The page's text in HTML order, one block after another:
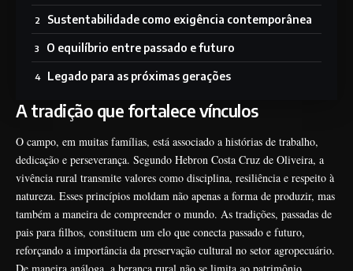
Sustentabilidade como exigência contemporânea
O equilíbrio entre passado e futuro
Legado para as próximas gerações
A tradição que fortalece vínculos
O campo, em muitas famílias, está associado a histórias de trabalho,
dedicação e perseverança. Segundo Hebron Costa Cruz de Oliveira, a
vivência rural transmite valores como disciplina, resiliência e respeito à
natureza. Esses princípios moldam não apenas a forma de produzir, mas
também a maneira de compreender o mundo. As tradições, passadas de
pais para filhos, constituem um elo que conecta passado e futuro,
reforçando a importância da preservação cultural no setor agropecuário.